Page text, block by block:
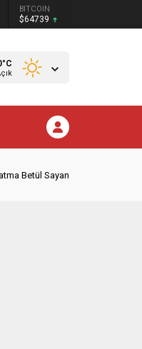
BITCOIN
$64739
°C
Betül Sayan